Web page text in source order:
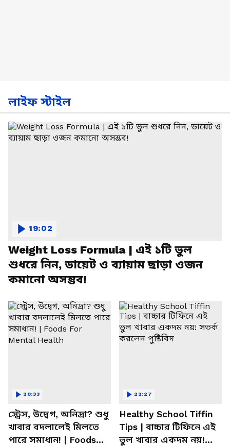
লাইফ স্টাইল
Weight Loss Formula | এই ১টি ভুল
শুধরে নিন, ডায়েট ও ব্যায়াম ছাড়া ওজন
কমানো অসম্ভব!
19:02
স্ট্রেস, উদ্বেগ, অনিদ্রা? শুধু
খাবার বদলালেই মিলতে
পারে সমাধান! | Foods
20:33
Healthy School Tiffin
Tips | বাচ্চার টিফিনে এই
ভুল খাবার একদম নয়!
22:27